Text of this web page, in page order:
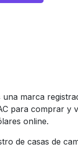
marca
para comprar y
online.
de casas de